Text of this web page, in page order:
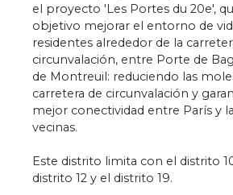
el proyecto 'Les Portes du 20e',
objetivo mejorar el entorno de
residentes alrededor de la
circunvalación, entre Porte de
de Montreuil: reduciendo las
carretera de circunvalación y
mejor conectividad entre París y
vecinas.
Este distrito limita con el distrito
distrito 12 y el distrito 19.